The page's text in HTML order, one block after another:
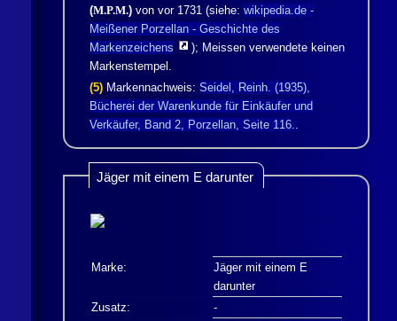
(M.P.M.) von vor 1731 (siehe:wikipedia.de -
Meißener Porzellan - Geschichte des
Markenzeichens
); Meissen verwendete keinen
Markenstempel.
(5) Markennachweis:Seidel, Reinh. (1935),
Bücherei der Warenkunde für Einkäufer und
Verkäufer, Band 2, Porzellan, Seite 116.
Jäger mit einem E darunter
Marke: Jägermit einem E
darunter
Zusatz:
-